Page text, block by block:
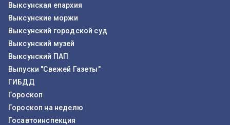
Выксунская епархия
Выксунские моржи
Выксунский городской суд
Выксунский музей
Выксунский ПАП
Выпуски "Свежей Газеты"
ГИБДД
Гороскоп
Гороскоп на неделю
Госавтоинспекция